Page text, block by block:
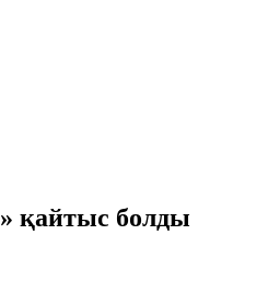
қайтыс болды